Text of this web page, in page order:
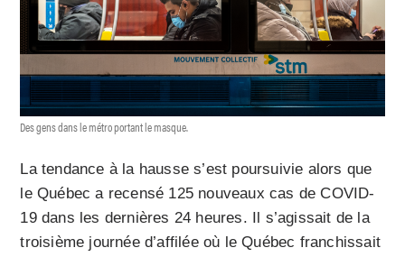
Des gens dans le métro portant le masque.
La tendance à la hausse s’est poursuivie alors que
le Québec a recensé 125 nouveaux cas de COVID-
19 dans les dernières 24 heures. Il s’agissait de la
troisième journée d’affilée où le Québec franchissait